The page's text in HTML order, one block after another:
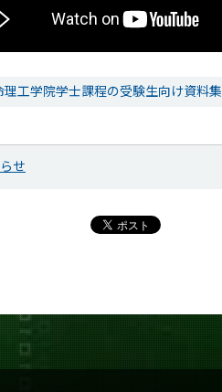
理工学院学士課程の受験生向け資料集
せ